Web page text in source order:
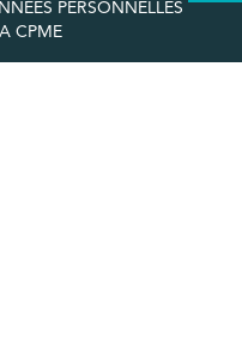
PERSONNELLES
CPME